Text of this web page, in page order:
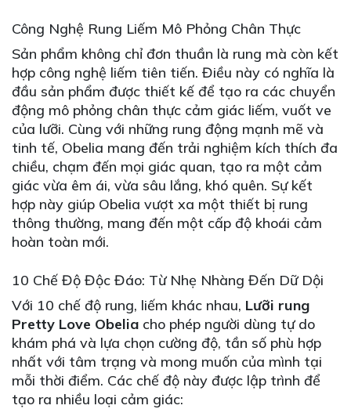
Công Nghệ Rung Liếm Mô Phỏng Chân Thực
Sản phẩm không chỉ đơn thuần là rung mà còn kết
hợp công nghệ liếm tiên tiến. Điều này có nghĩa là
đầu sản phẩm được thiết kế để tạo ra các chuyển
động mô phỏng chân thực cảm giác liếm, vuốt ve
của lưỡi. Cùng với những rung động mạnh mẽ và
tinh tế, Obelia mang đến trải nghiệm kích thích đa
chiều, chạm đến mọi giác quan, tạo ra một cảm
giác vừa êm ái, vừa sâu lắng, khó quên. Sự kết
hợp này giúp Obelia vượt xa một thiết bị rung
thông thường, mang đến một cấp độ khoái cảm
hoàn toàn mới.
10 Chế Độ Độc Đáo: Từ Nhẹ Nhàng Đến Dữ Dội
Với 10 chế độ rung, liếm khác nhau, Lưỡi rung
Pretty Love Obelia cho phép người dùng tự do
khám phá và lựa chọn cường độ, tần số phù hợp
nhất với tâm trạng và mong muốn của mình tại
mỗi thời điểm. Các chế độ này được lập trình để
tạo ra nhiều loại cảm giác: